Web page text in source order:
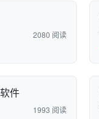
2080 阅读
件
1993 阅读